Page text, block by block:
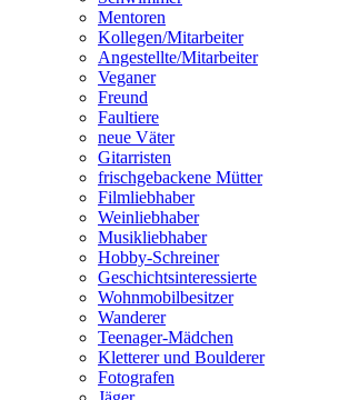
Mentoren
Kollegen/Mitarbeiter
Angestellte/Mitarbeiter
Veganer
Freund
Faultiere
neue Väter
Gitarristen
frischgebackene Mütter
Filmliebhaber
Weinliebhaber
Musikliebhaber
Hobby-Schreiner
Geschichtsinteressierte
Wohnmobilbesitzer
Wanderer
Teenager-Mädchen
Kletterer und Boulderer
Fotografen